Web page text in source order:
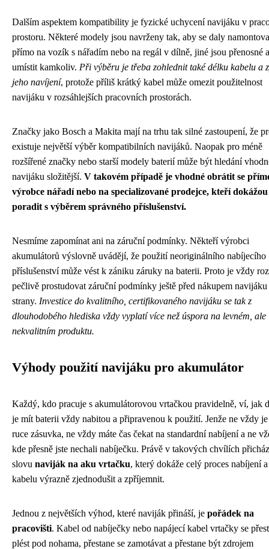
Dalším aspektem kompatibility je fyzické uchycení navijáku v
prostoru. Některé modely jsou navrženy tak, aby se daly
přímo na vozík s nářadím nebo na regál v dílně, jiné jsou přenosné
umístit kamkoliv. Při výběru je třeba zohlednit také délku kabelu a
jeho navíjení, protože příliš krátký kabel může omezit použitelnost
navijáku v rozsáhlejších pracovních prostorách.
Značky jako Bosch a Makita mají na trhu tak silné zastoupení, že
existuje největší výběr kompatibilních navijáků. Naopak pro méně
rozšířené značky nebo starší modely baterií může být hledání
navijáku složitější. V takovém případě je vhodné obrátit se
výrobce nářadí nebo na specializované prodejce, kteří dokážou
poradit s výběrem správného příslušenství.
Nesmíme zapomínat ani na záruční podmínky. Někteří výrobci
akumulátorů výslovně uvádějí, že použití neoriginálního nabíjecího
příslušenství může vést k zániku záruky na baterii. Proto je vždy
pečlivě prostudovat záruční podmínky ještě před nákupem
strany. Investice do kvalitního, certifikovaného navijáku se tak z
dlouhodobého hlediska vždy vyplatí více než úspora na levném, ale
nekvalitním produktu.
Výhody použití navijáku pro akumulátor
Každý, kdo pracuje s akumulátorovou vrtačkou pravidelně, ví, jak
je mít baterii vždy nabitou a připravenou k použití. Jenže ne vždy
ruce zásuvka, ne vždy máte čas čekat na standardní nabíjení a ne
kde přesně jste nechali nabíječku. Právě v takových chvílích
slovu naviják na aku vrtačku, který dokáže celý proces nabíjení
kabelu výrazně zjednodušit a zpříjemnit.
Jednou z největších výhod, které naviják přináší, je pořádek na
pracovišti. Kabel od nabíječky nebo napájecí kabel vrtačky se
plést pod nohama, přestane se zamotávat a přestane být zdrojem